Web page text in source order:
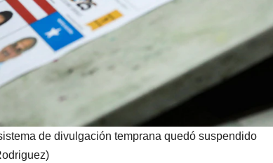
de divulgación temprana quedó suspendido